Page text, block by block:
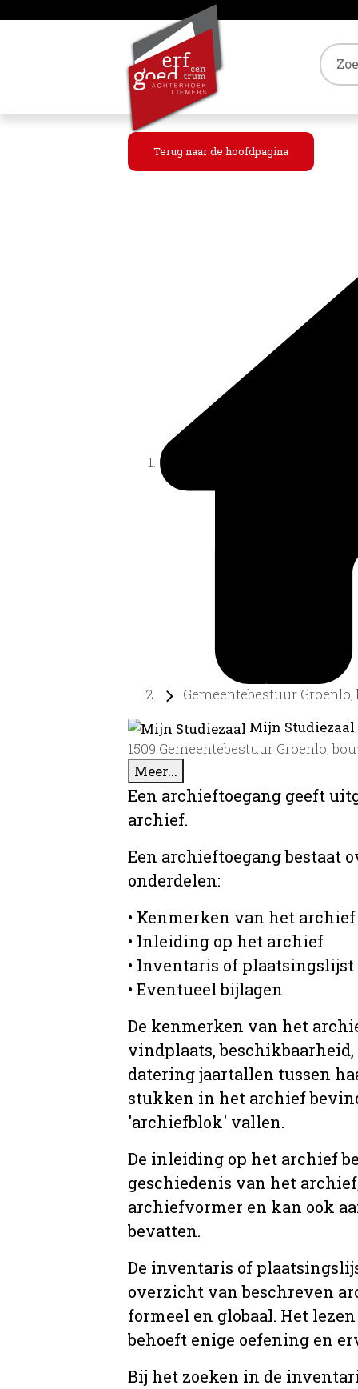
Terug naar de hoofdpagina
Gemeentebestuur Groenlo,
Mijn
1509 Gemeentebestuur Groenlo,
Meer...
Een archieftoegang geeft
archief.
Een archieftoegang bestaat
onderdelen:
• Kenmerken van het archief
• Inleiding op het archief
• Inventaris of plaatsingslijst
• Eventueel bijlagen
De kenmerken van het
vindplaats,
datering jaartallen tussen
stukken in het archief
'archiefblok' vallen.
De inleiding op het archief
geschiedenis van het
archiefvormer en kan ook
bevatten.
De inventaris of
overzicht van beschreven
formeel en globaal. Het
behoeft enige oefening en
Bij het zoeken in de